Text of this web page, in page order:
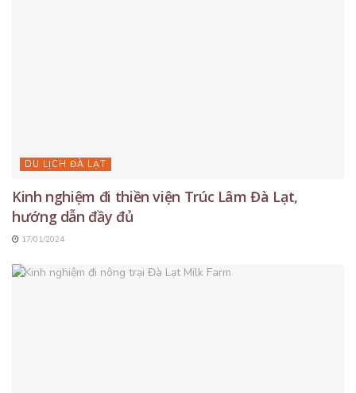
DU LỊCH ĐÀ LẠT
Kinh nghiệm đi thiền viện Trúc Lâm Đà Lạt,
hướng dẫn đầy đủ
17/01/2024